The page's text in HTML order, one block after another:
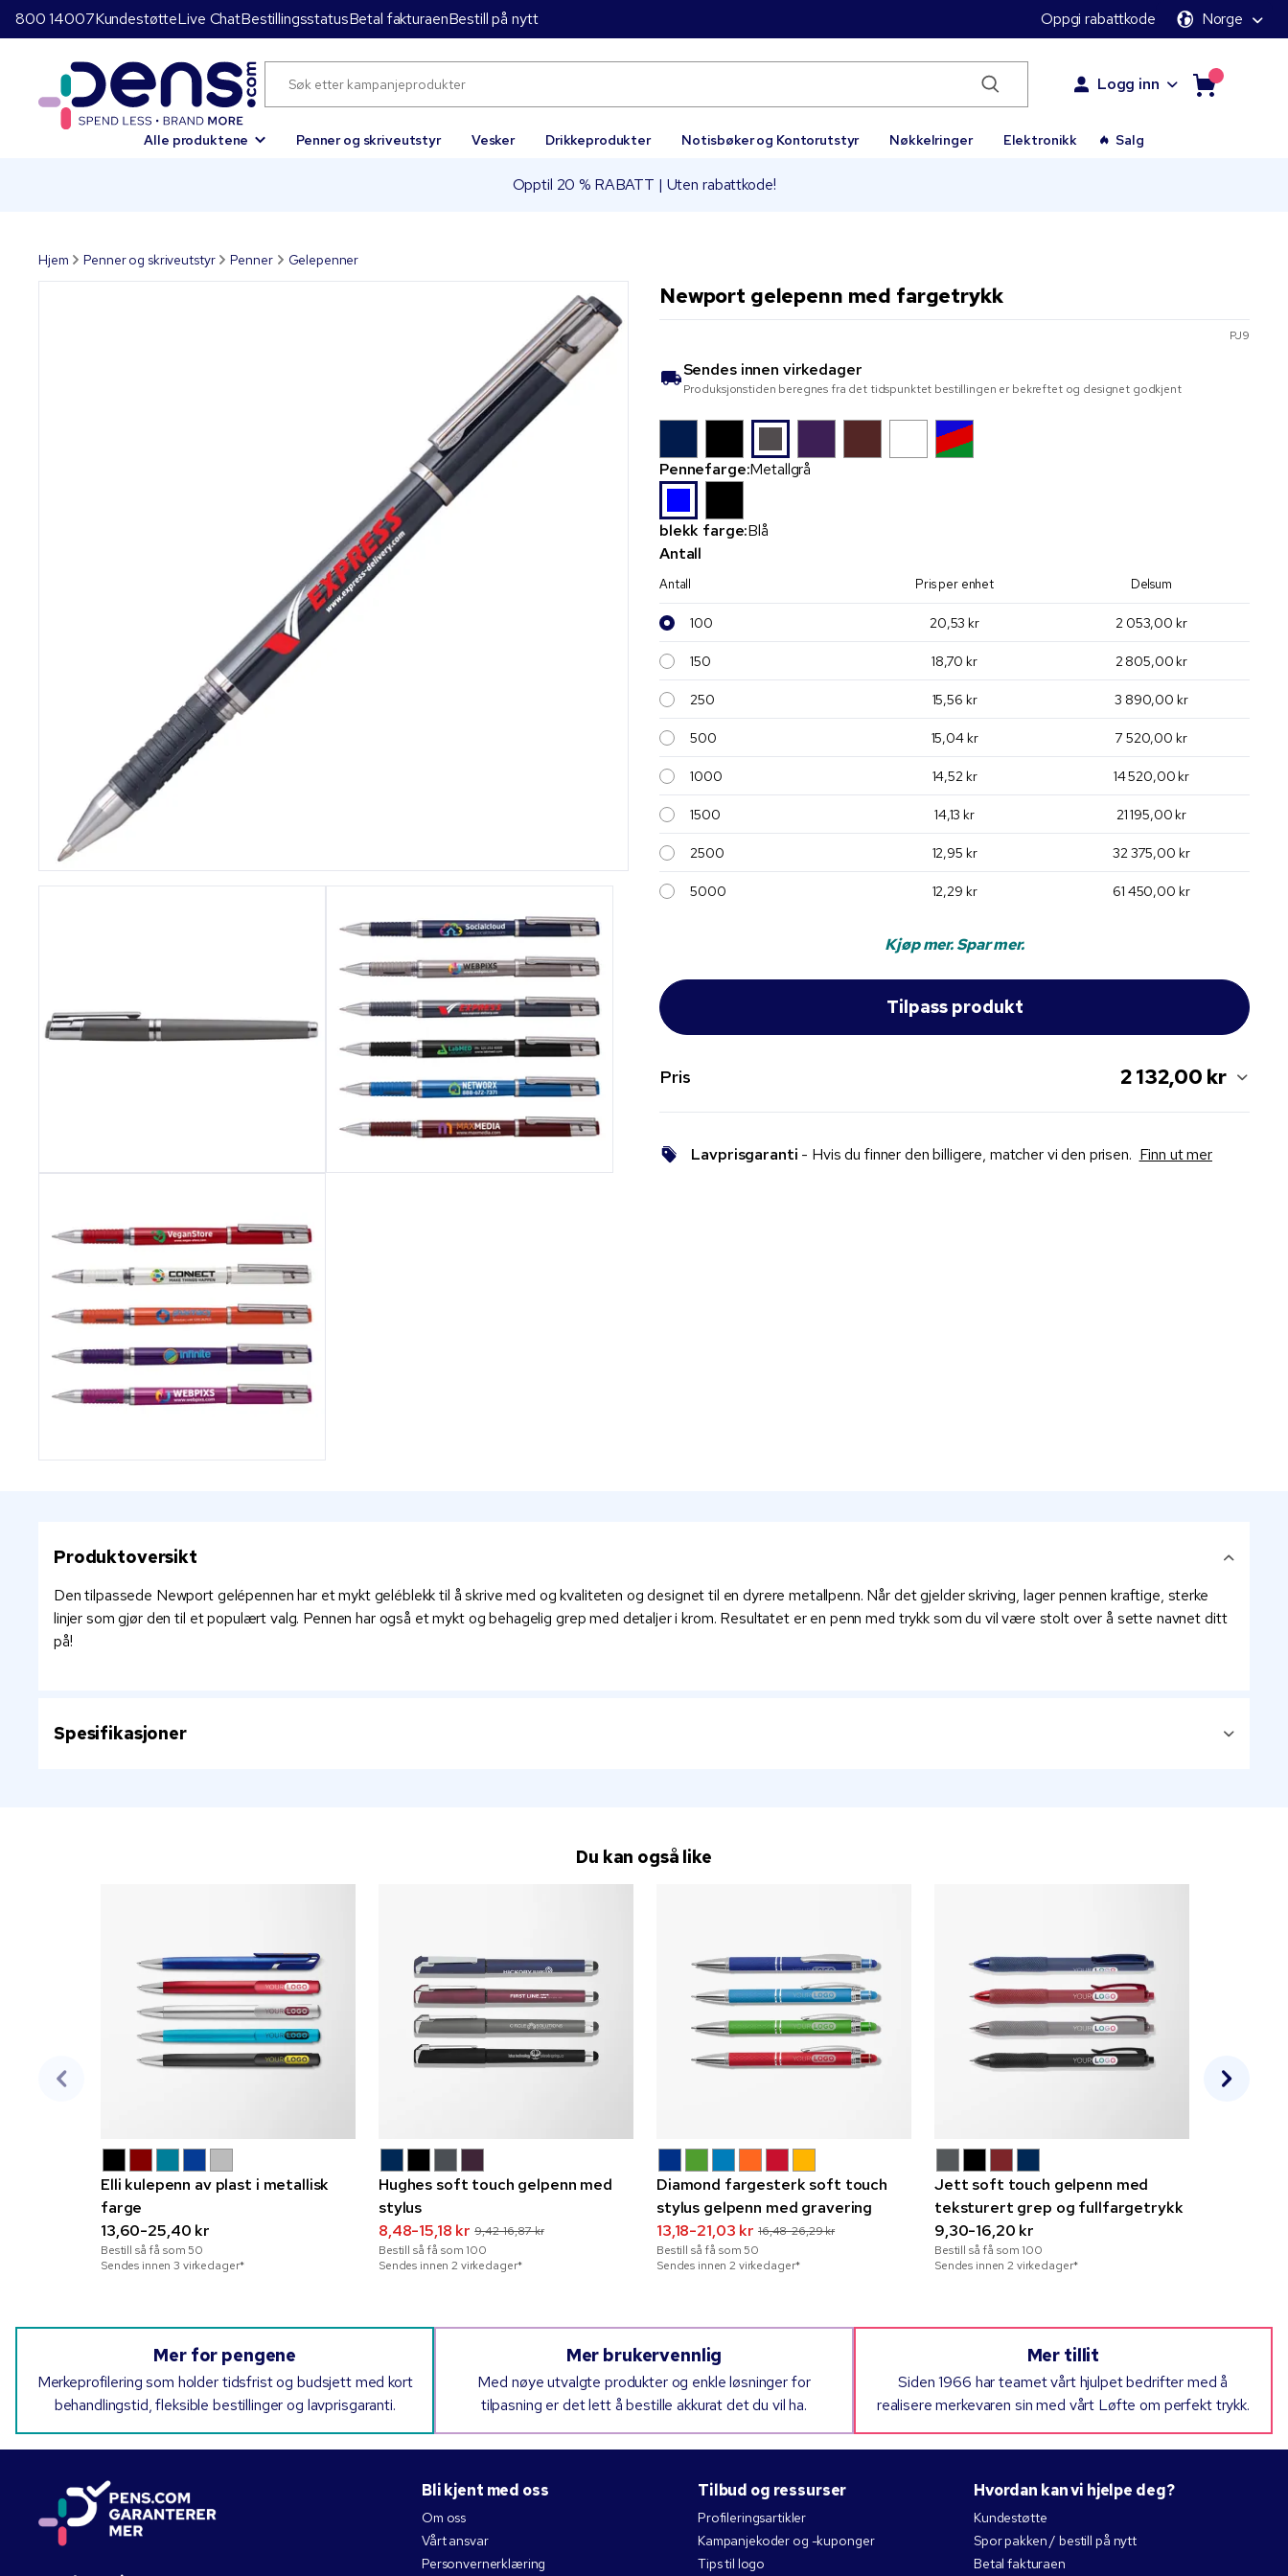
800 14007KundestøtteLive ChatBestillingsstatusBetal fakturaenBestill på nytt Oppgi rabattkode Norge
Logg inn
Alle produktene Penner og skriveutstyr Vesker Drikkeprodukter Notisbøker og Kontorutstyr Nøkkelringer Elektronikk Salg
Opptil 20 % RABATT | Uten rabattkode!
Hjem Penner og skriveutstyr Penner Gelepenner
Newport gelepenn med fargetrykk
PJ9
Sendes innen virkedager
Produksjonstiden beregnes fra det tidspunktet bestillingen er bekreftet og designet godkjent
Pennefarge:Metallgrå
blekk farge:Blå
Antall
Antall Pris per enhet Delsum
100 20,53 kr 2 053,00 kr
150 18,70 kr 2 805,00 kr
250 15,56 kr 3 890,00 kr
500 15,04 kr 7 520,00 kr
1000 14,52 kr 14 520,00 kr
1500 14,13 kr 21 195,00 kr
2500 12,95 kr 32 375,00 kr
5000 12,29 kr 61 450,00 kr
Kjøp mer. Spar mer.
Pris 2 132,00 kr
Lavprisgaranti - Hvis du finner den billigere, matcher vi den prisen. Finn ut mer
Produktoversikt
Den tilpassede Newport gelépennen har et mykt geléblekk til å skrive med og kvaliteten og designet til en dyrere metallpenn. Når det gjelder skriving, lager pennen kraftige, sterke
linjer som gjør den til et populært valg. Pennen har også et mykt og behagelig grep med detaljer i krom. Resultatet er en penn med trykk som du vil være stolt over å sette navnet ditt
på!
Spesifikasjoner
Du kan også like
Elli kulepenn av plast i metallisk
farge
13,60-25,40 kr
Bestill så få som50
Sendes innen 3 virkedager*
Hughes soft touch gelpenn med
stylus
8,48-15,18 kr 9,42-16,87 kr
Bestill så få som 100
Sendes innen 2 virkedager*
Diamond fargesterk soft touch
stylus gelpenn med gravering
13,18-21,03 kr 16,48-26,29 kr
Bestill så få som50
Sendes innen 2 virkedager*
Jett soft touch gelpenn med
teksturert grep og fullfargetrykk
9,30-16,20 kr
Bestill så få som 100
Sendes innen 2 virkedager*
Mer for pengene
Merkeprofilering som holder tidsfrist og budsjett med kort
behandlingstid, fleksible bestillinger og lavprisgaranti.
Mer brukervennlig
Med nøye utvalgte produkter og enkle løsninger for
tilpasning er det lett å bestille akkurat det du vil ha.
Mer tillit
Siden 1966 har teamet vårt hjulpet bedrifter med å
realisere merkevaren sin med vårt Løfte om perfekt trykk.
Bli kjent med oss
Om oss
Vårt ansvar
Personvernerklæring
Tilbud og ressurser
Profileringsartikler
Kampanjekoder og -kuponger
Tips til logo
Hvordan kan vi hjelpe deg?
Kundestøtte
Spor pakken / bestill på nytt
Betal fakturaen